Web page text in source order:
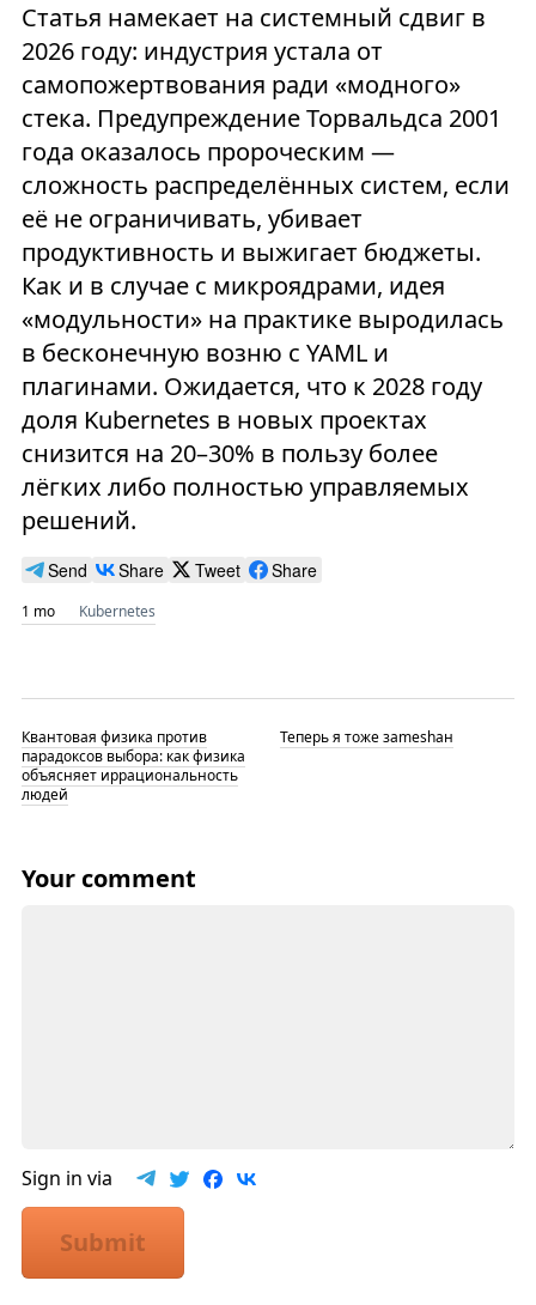
Статья намекает на системный сдвиг в
2026 году: индустрия устала от
самопожертвования ради «модного»
стека. Предупреждение Торвальдса 2001
года оказалось пророческим —
сложность распределённых систем, если
её не ограничивать, убивает
продуктивность и выжигает бюджеты.
Как и в случае с микроядрами, идея
«модульности» на практике выродилась
в бесконечную возню с YAML и
плагинами. Ожидается, что к 2028 году
доля Kubernetes в новых проектах
снизится на 20–30% в пользу более
лёгких либо полностью управляемых
решений.
Send Share Tweet Share
1 mo Kubernetes
Квантовая физика против
парадоксов выбора: как физика
объясняет иррациональность
людей
Теперь я тоже заmeshан
Your comment
Sign in via
Submit